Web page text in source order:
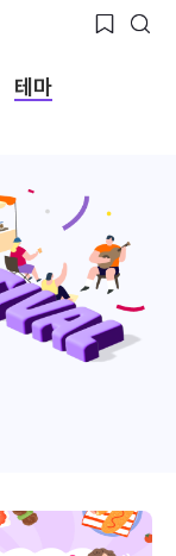
테마